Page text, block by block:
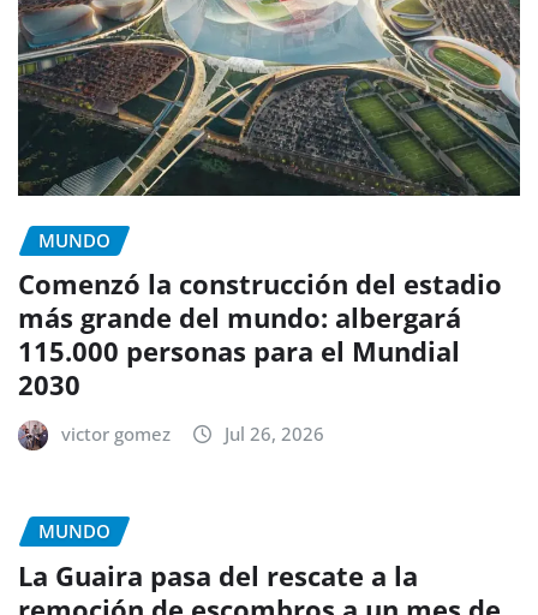
MUNDO
Comenzó la construcción del estadio
más grande del mundo: albergará
115.000 personas para el Mundial
2030
victor gomez Jul 26, 2026
MUNDO
La Guaira pasa del rescate a la